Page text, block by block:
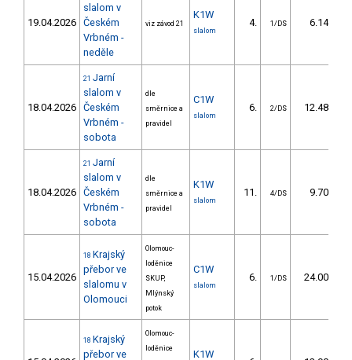
19.04.2026
slalom v
Českém
Vrbném -
neděle
viz závod 21
K1W
slalom
4. 1/DS 6.14
18.04.2026
21 Jarní
slalom v
Českém
Vrbném -
sobota
dle
směrnice a
pravidel
C1W
slalom
6. 2/DS 12.48
18.04.2026
21 Jarní
slalom v
Českém
Vrbném -
sobota
dle
směrnice a
pravidel
K1W
slalom
11. 4/DS 9.70
15.04.2026
18 Krajský
přebor ve
slalomu v
Olomouci
Olomouc-
loděnice
SKUP,
Mlýnský
potok
C1W
slalom
6. 1/DS 24.00
18 Krajský
přebor ve
Olomouc-
loděnice
K1W